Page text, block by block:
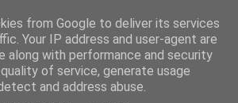
] [ Tuunaa ] [ Haaveilee ] [ Reissaa ]
from Google to deliver its services
Your IP address and user-agent are
along with performance and security
of service, generate usage
and address abuse.